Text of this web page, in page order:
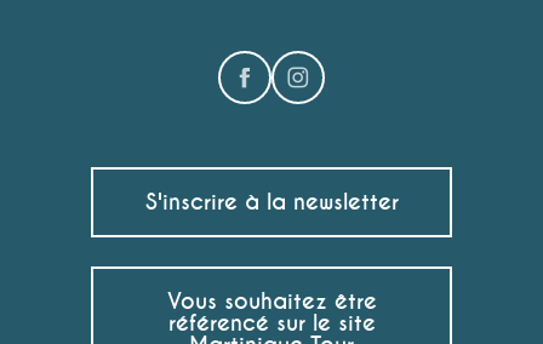
S'inscrire à la newsletter
Vous souhaitez être
référencé sur le site